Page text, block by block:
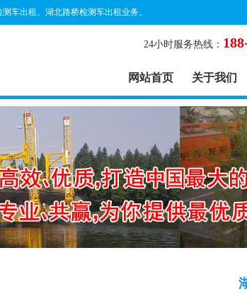
车出租、湖北路桥检测车出租业务。
24小时服务热线：
网站首页 关于我们